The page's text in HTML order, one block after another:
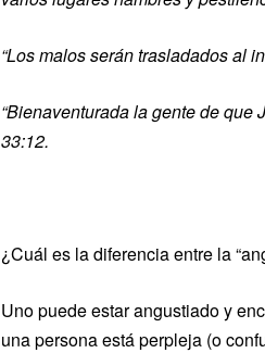
“Los malos serán trasladados al
“Bienaventurada la gente de
33:12.
¿Cuál es la diferencia entre la
Uno puede estar angustiado y
una persona está perpleja (o